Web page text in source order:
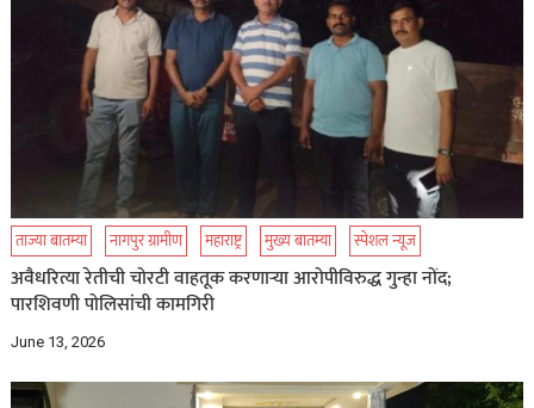
ताज्या बातम्या नागपुर ग्रामीण महाराष्ट्र मुख्य बातम्या स्पेशल न्यूज
अवैधरित्या रेतीची चोरटी वाहतूक करणाऱ्या आरोपीविरुद्ध गुन्हा नोंद;
पारशिवणी पोलिसांची कामगिरी
June 13, 2026